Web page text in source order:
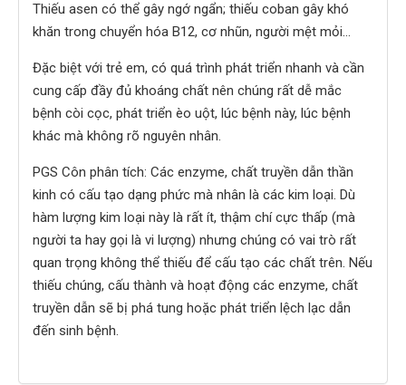
Thiếu asen có thể gây ngớ ngẩn; thiếu coban gây khó
khăn trong chuyển hóa B12, cơ nhũn, người mệt mỏi...
Đặc biệt với trẻ em, có quá trình phát triển nhanh và cần
cung cấp đầy đủ khoáng chất nên chúng rất dễ mắc
bệnh còi cọc, phát triển èo uột, lúc bệnh này, lúc bệnh
khác mà không rõ nguyên nhân.
PGS Côn phân tích: Các enzyme, chất truyền dẫn thần
kinh có cấu tạo dạng phức mà nhân là các kim loại. Dù
hàm lượng kim loại này là rất ít, thậm chí cực thấp (mà
người ta hay gọi là vi lượng) nhưng chúng có vai trò rất
quan trọng không thể thiếu để cấu tạo các chất trên. Nếu
thiếu chúng, cấu thành và hoạt động các enzyme, chất
truyền dẫn sẽ bị phá tung hoặc phát triển lệch lạc dẫn
đến sinh bệnh.